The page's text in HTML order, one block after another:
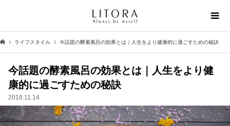
ライフスタイル 今話題の酵素風呂の効果とは｜人生をより健康的に過ごすための秘訣
今話題の酵素風呂の効果とは｜人生をより健
康的に過ごすための秘訣
2018.11.14